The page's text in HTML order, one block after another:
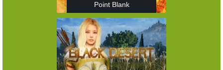
Point Blank